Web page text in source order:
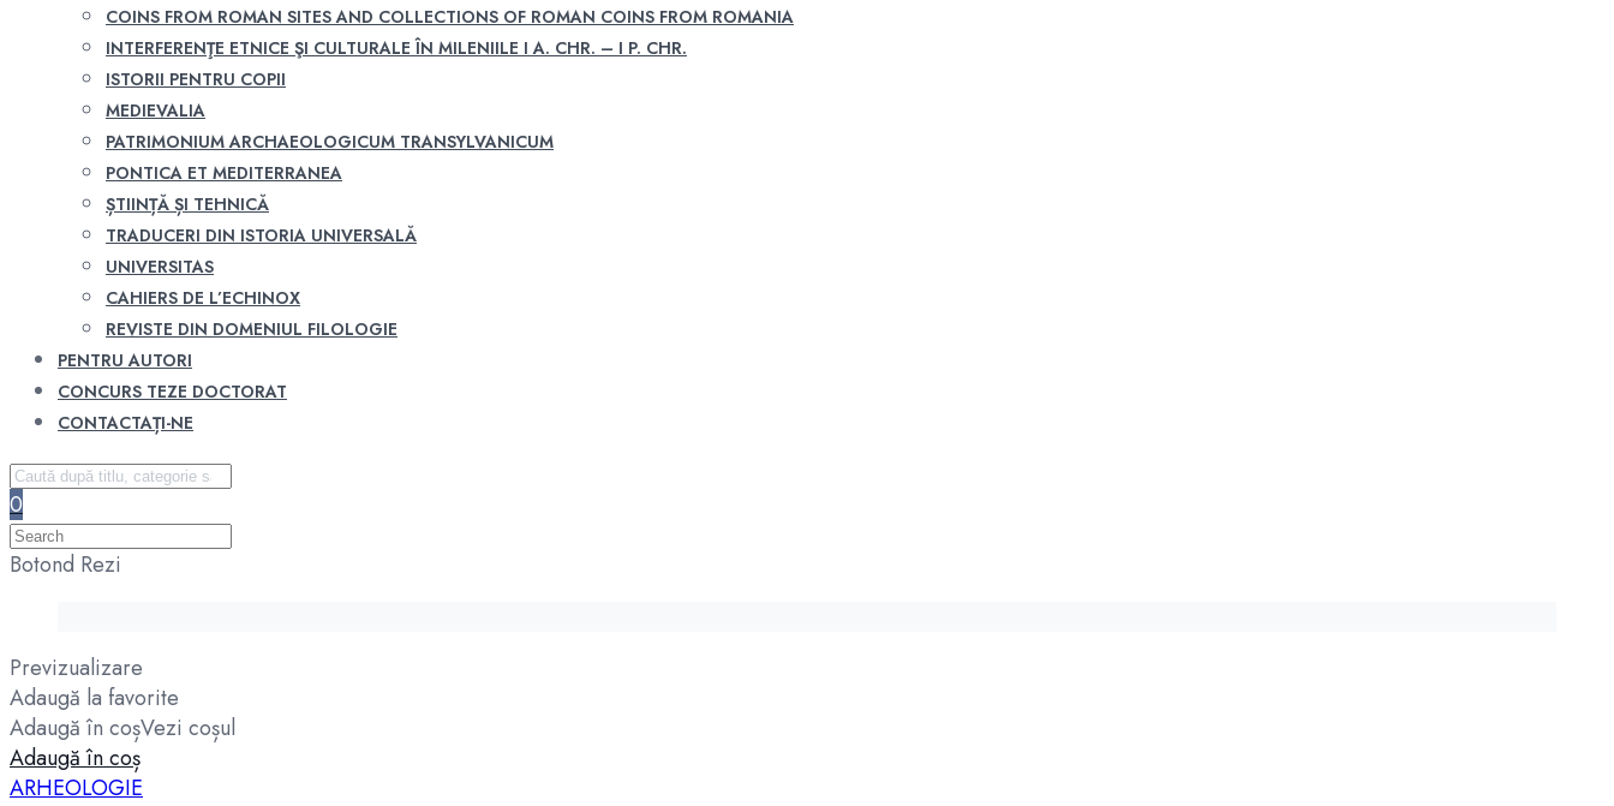
COINS FROM ROMAN SITES AND COLLECTIONS OF ROMAN COINS FROM ROMANIA
INTERFERENŢE ETNICE ŞI CULTURALE ÎN MILENIILE I A. CHR. – I P. CHR.
ISTORII PENTRU COPII
MEDIEVALIA
PATRIMONIUM ARCHAEOLOGICUM TRANSYLVANICUM
PONTICA ET MEDITERRANEA
ȘTIINȚĂ ȘI TEHNICĂ
TRADUCERI DIN ISTORIA UNIVERSALĂ
UNIVERSITAS
CAHIERS DE L’ECHINOX
REVISTE DIN DOMENIUL FILOLOGIE
PENTRU AUTORI
CONCURS TEZE DOCTORAT
CONTACTAȚI-NE
0
Botond Rezi
Previzualizare
Adaugă la favorite
Adaugă în coșVezi coșul
Adaugă în coș
ARHEOLOGIE